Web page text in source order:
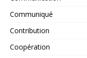
Communiqué
Contribution
Coopération